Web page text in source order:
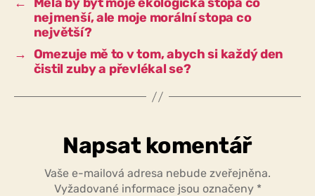
nejmenší, ale moje morální stopa co
největší?
→ Omezuje mě to v tom, abych si každý den
čistil zuby a převlékal se?
Napsat komentář
Vaše e-mailová adresa nebude zveřejněna.
Vyžadované informace jsou označeny *